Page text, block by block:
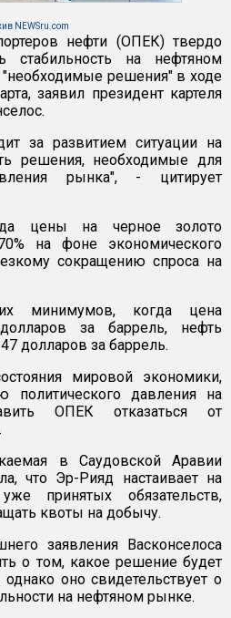
NEWSru.com
нефти (ОПЕК) твердо
стабильность на нефтяном
"необходимые решения" в ходе
заявил президент картеля
за развитием ситуации на
решения, необходимые для
рынка", - цитирует
цены на черное золото
на фоне экономического
сокращению спроса на
минимумов, когда цена
за баррель, нефть
долларов за баррель.
мировой экономики,
политического давления на
ОПЕК отказаться от
в Саудовской Аравии
что Эр-Рияд настаивает на
принятых обязательств,
квоты на добычу.
заявления Васконселоса
о том, какое решение будет
оно свидетельствует о
на нефтяном рынке.